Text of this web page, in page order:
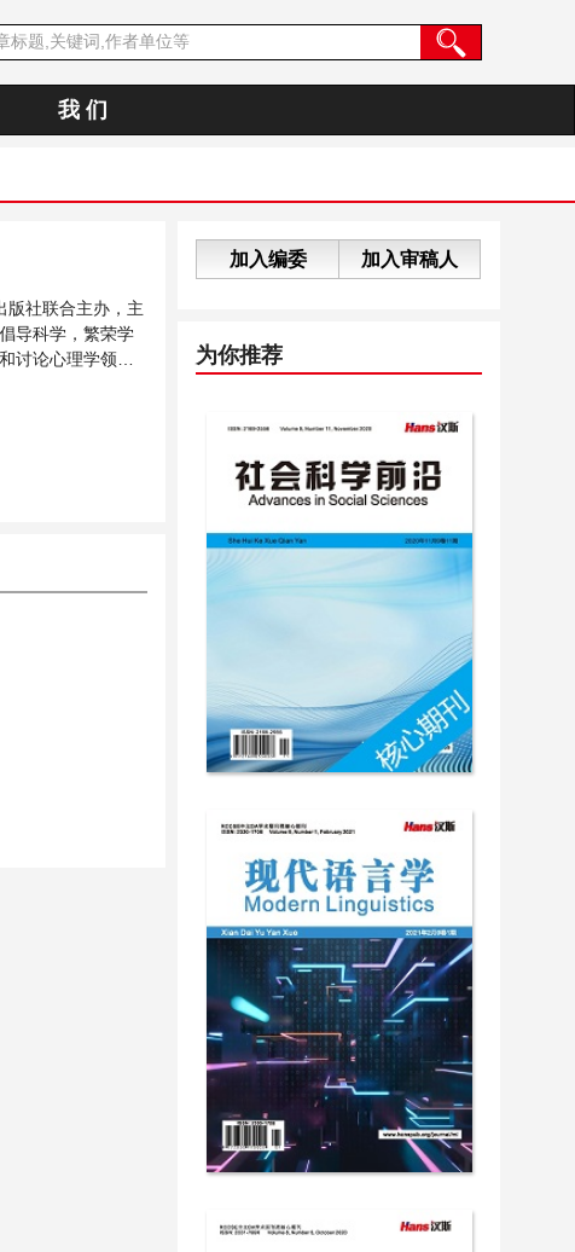
我 们
版社联合主办，主
导科学，繁荣学
讨论心理学领域
加入编委 加入审稿人
为你推荐